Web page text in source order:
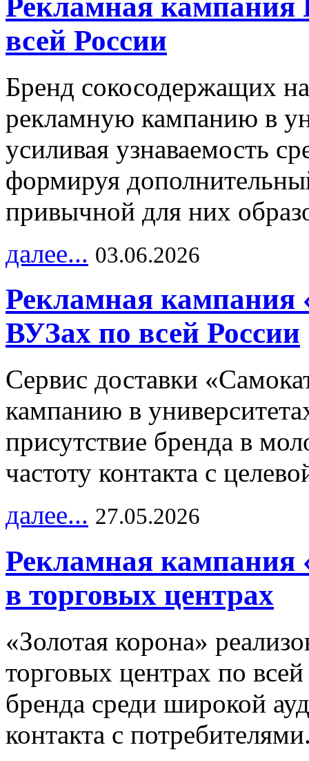
всей России
Бренд сокосодержащих
рекламную кампанию в
усиливая узнаваемость
формируя
привычной для них
далее... 03.06.2026
Рекламная кампания
ВУЗах по всей России
Сервис доставки
кампанию в
присутствие бренда в
частоту контакта с
далее... 27.05.2026
Рекламная кампания
в торговых центрах
«Золотая корона»
торговых центрах по
бренда среди широкой
контакта с